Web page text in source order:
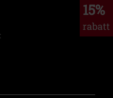
15%
rabatt